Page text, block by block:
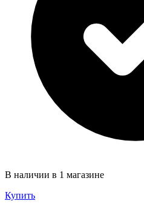
В наличии в 1 магазине
Купить